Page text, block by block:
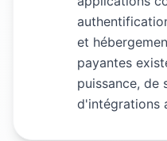
et
payantes
puissance, de
d'intégrations